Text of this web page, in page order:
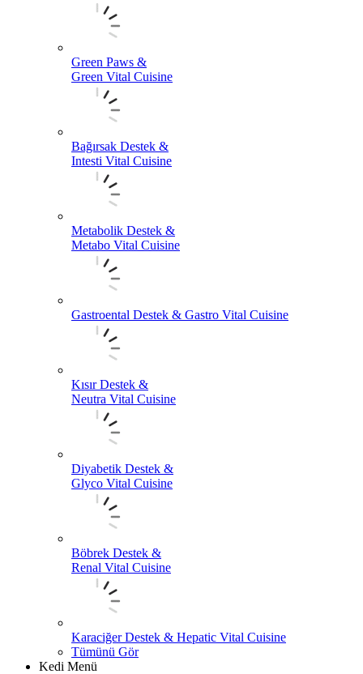
Green Paws &
Green Vital Cuisine
Bağırsak Destek &
Intesti Vital Cuisine
Metabolik Destek &
Metabo Vital Cuisine
Gastroental Destek & Gastro Vital Cuisine
Kısır Destek &
Neutra Vital Cuisine
Diyabetik Destek &
Glyco Vital Cuisine
Böbrek Destek &
Renal Vital Cuisine
Karaciğer Destek & Hepatic Vital Cuisine
Tümünü Gör
Kedi Menü